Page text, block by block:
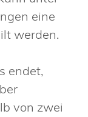
eine
werden.
endet,
von zwei